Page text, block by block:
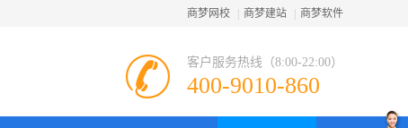
商梦网校 商梦建站 商梦软件
客户服务热线（8:00-22:00）
400-9010-860